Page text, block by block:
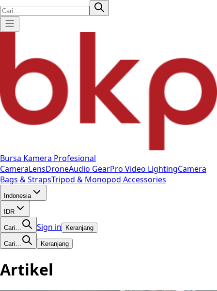
Bursa Kamera Profesional
CameraLensDroneAudio GearPro Video LightingCamera
Bags & StrapsTripod & Monopod Accessories
Indonesia
IDR
Cari… Sign in Keranjang
Cari… Keranjang
Artikel